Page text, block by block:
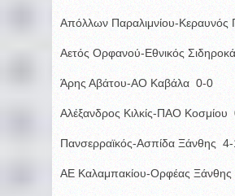
Απόλλων Παραλιμνίου-
Αετός Ορφανού-Εθνικός
Άρης Αβάτου-ΑΟ Καβάλα 0-0
Αλέξανδρος Κιλκίς-ΠΑΟ Κοσμίου
Πανσερραϊκός-Ασπίδα Ξάνθης 4-
ΑΕ Καλαμπακίου-Ορφέας